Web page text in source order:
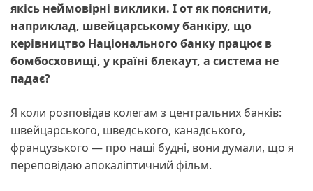
якісь неймовірні виклики. І от як пояснити,
наприклад, швейцарському банкіру, що
керівництво Національного банку працює в
бомбосховищі, у країні блекаут, а система не
падає?
Я коли розповідав колегам з центральних банків:
швейцарського, шведського, канадського,
французького — про наші будні, вони думали, що я
переповідаю апокаліптичний фільм.